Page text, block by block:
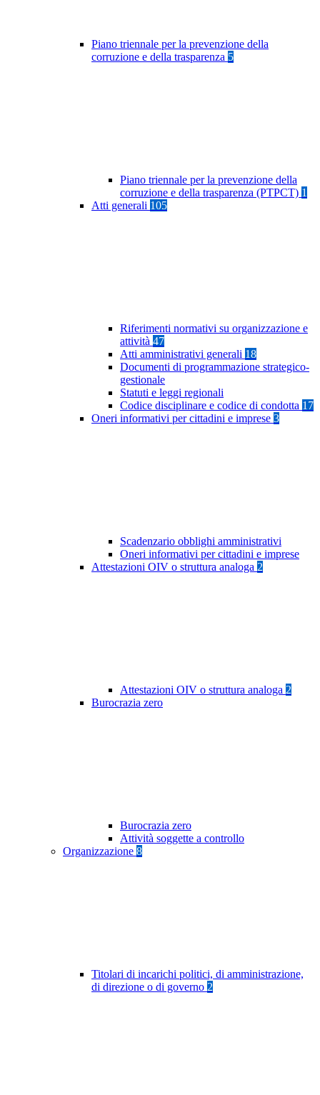
Piano triennale per la prevenzione della
corruzione e della trasparenza 5
Piano triennale per la prevenzione della
corruzione e della trasparenza (PTPCT) 1
Atti generali 105
Riferimenti normativi su organizzazione e
attività 47
Atti amministrativi generali 18
Documenti di programmazione strategico-
gestionale
Statuti e leggi regionali
Codice disciplinare e codice di condotta 17
Oneri informativi per cittadini e imprese 3
Scadenzario obblighi amministrativi
Oneri informativi per cittadini e imprese
Attestazioni OIV o struttura analoga 2
Attestazioni OIV o struttura analoga 2
Burocrazia zero
Burocrazia zero
Attività soggette a controllo
Organizzazione 8
Titolari di incarichi politici, di amministrazione,
di direzione o di governo 2